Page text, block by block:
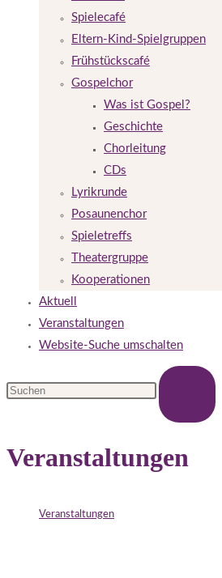
Spielecafé
Eltern-Kind-Spielgruppen
Frühstückscafé
Gospelchor
Was ist Gospel?
Geschichte
Chorleitung
CDs
Lyrikrunde
Posaunenchor
Spieletreffs
Theatergruppe
Kooperationen
Aktuell
Veranstaltungen
Website-Suche umschalten
Veranstaltungen
Veranstaltungen